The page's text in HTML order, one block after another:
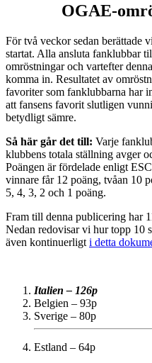
OGAE-
För två veckor sedan berättade
startat. Alla ansluta fanklubbar
omröstningar och vartefter
komma in. Resultatet av
favoriter som fanklubbarna har
att fansens favorit slutligen
betydligt sämre.
Så här går det till: Varje
klubbens totala ställning avger
Poängen är fördelade enligt
vinnare får 12 poäng, tvåan 10
5, 4, 3, 2 och 1 poäng.
Fram till denna publicering har
Nedan redovisar vi hur topp 10
även kontinuerligt i detta
Italien – 126p
Belgien – 93p
Sverige – 80p
Estland – 64p